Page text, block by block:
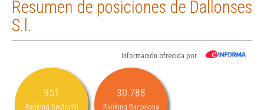
Resumen de posiciones de Dallonses
S.l.
Información ofrecida por
951
Ranking Sectorial
30.788
Ranking Barcelona